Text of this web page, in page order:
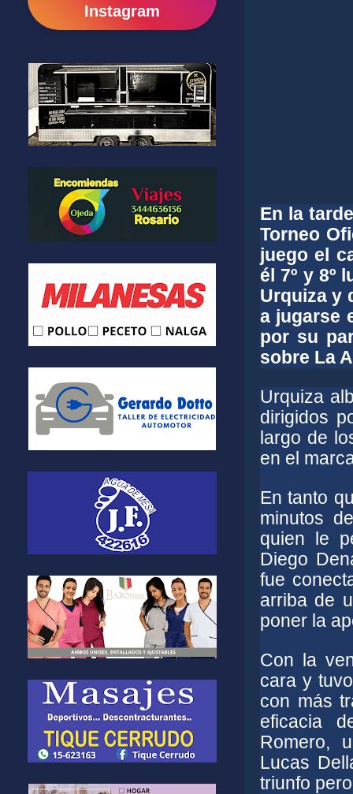
En la
Torneo
juego el
él 7º y 8º
Urquiza y
a jugarse
por su
sobre La
Urquiza
dirigidos
largo de
en el
En tanto
minutos
quien le
Diego
fue
arriba de
poner la
Con la
cara y
con más
eficacia
Romero,
Lucas
triunfo
Instagram